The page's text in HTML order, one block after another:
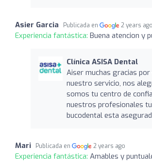
Asier Garcia Publicada en 2 years ago
Experiencia fantástica: Buena atencion y
Clínica ASISA Dental
Aiser muchas gracias
nuestro servicio, nos
somos tu centro de
nuestros profesionales
bucodental esta
Mari Publicada en 2 years ago
Experiencia fantástica: Amables y